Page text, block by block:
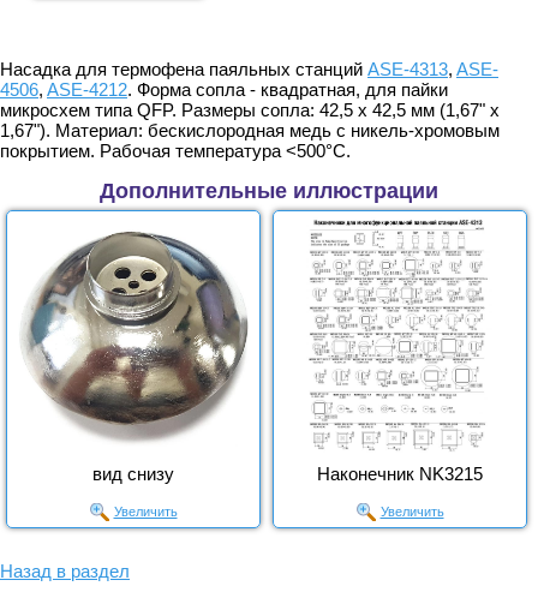
Насадка для термофена паяльных станций ASE-4313, ASE-
4506, ASE-4212. Форма сопла - квадратная, для пайки
микросхем типа QFP. Размеры сопла: 42,5 х 42,5 мм (1,67" х
1,67"). Материал: бескислородная медь с никель-хромовым
покрытием. Рабочая температура <500°С.
Дополнительные иллюстрации
вид снизу
Увеличить
Наконечник NK3215
Увеличить
Назад в раздел